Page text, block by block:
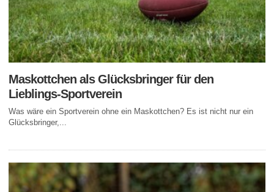
Maskottchen als Glücksbringer für den
Lieblings-Sportverein
Was wäre ein Sportverein ohne ein Maskottchen? Es ist nicht nur ein
Glücksbringer,...